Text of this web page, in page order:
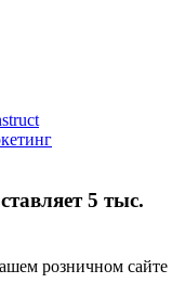
5 тыс.
розничном сайте